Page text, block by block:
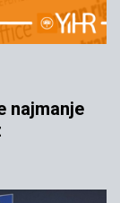
najmanje